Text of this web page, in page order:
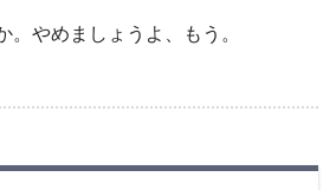
。やめましょうよ、もう。